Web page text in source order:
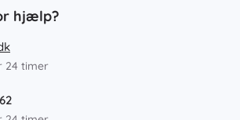
hjælp?
24 timer